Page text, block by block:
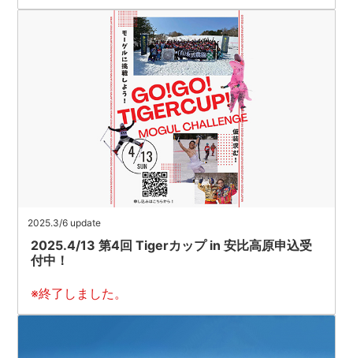
2025.3/6 update
2025.4/13 第4回 Tigerカップ in 安比高原申込受
付中！
※終了しました。